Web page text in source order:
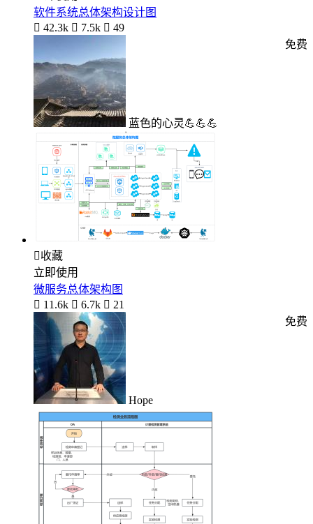
软件系统总体架构设计图
 42.3k  7.5k  49
蓝色的心灵💪💪💪
免费
收藏
立即使用
微服务总体架构图
 11.6k  6.7k  21
Hope
免费